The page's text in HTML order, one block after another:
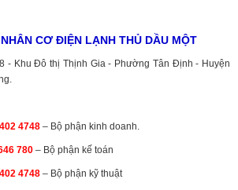
CƠ ĐIỆN LẠNH THỦ DẦU MỘT
- Khu Đô thị Thịnh Gia - Phường Tân Định - Huyện
4748 – Bộ phận kinh doanh.
780 – Bộ phận kế toán
4748 – Bộ phận kỹ thuật